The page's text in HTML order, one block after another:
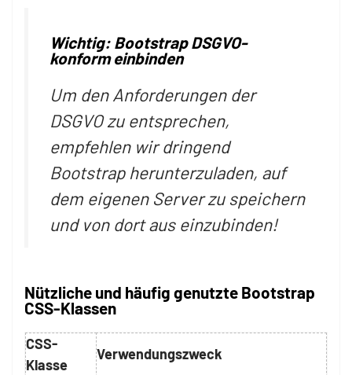
Wichtig: Bootstrap DSGVO-
konform einbinden
Um den Anforderungen der
DSGVO zu entsprechen,
empfehlen wir dringend
Bootstrap herunterzuladen, auf
dem eigenen Server zu speichern
und von dort aus einzubinden!
Nützliche und häufig genutzte Bootstrap
CSS-Klassen
CSS-
Klasse
Verwendungszweck